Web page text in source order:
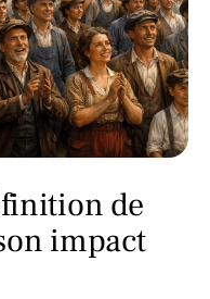
de
impact